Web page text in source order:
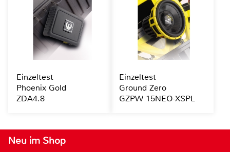
Neu im Shop
Einzeltest
Phoenix Gold
ZDA4.8
Einzeltest
Ground Zero
GZPW 15NEO-XSPL